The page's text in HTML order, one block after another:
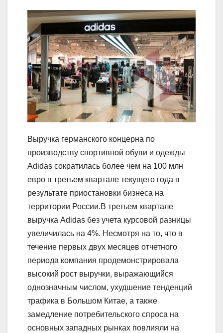
Выручка германского концерна по
производству спортивной обуви и одежды
Adidas сократилась более чем на 100 млн
евро в третьем квартале текущего года в
результате приостановки бизнеса на
территории России.В третьем квартале
выручка Adidas без учета курсовой разницы
увеличилась на 4%. Несмотря на то, что в
течение первых двух месяцев отчетного
периода компания продемонстрировала
высокий рост выручки, выражающийся
однозначным числом, ухудшение тенденций
трафика в Большом Китае, а также
замедление потребительского спроса на
основных западных рынках повлияли на